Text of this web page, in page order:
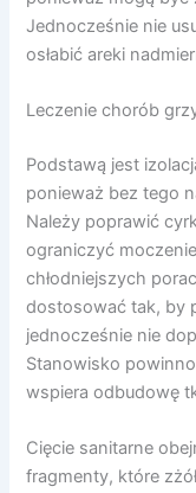
Jednocześnie nie
osłabić areki
Leczenie chorób
Podstawą jest
ponieważ bez tego
Należy poprawić
ograniczyć
chłodniejszych
dostosować tak, by
jednocześnie nie
Stanowisko
wspiera odbudowę
Cięcie sanitarne
fragmenty, które